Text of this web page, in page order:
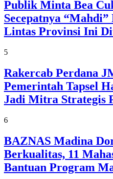
Publik Minta Bea
Secepatnya
Lintas Provinsi Ini
5
Rakercab Perdana
Pemerintah Tapsel
Jadi Mitra Strategis
6
BAZNAS Madina
Berkualitas, 11
Bantuan Program